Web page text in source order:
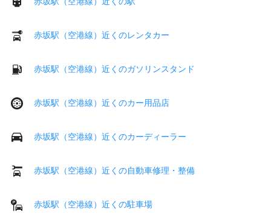
赤坂駅（空港線）近くのレンタカー
赤坂駅（空港線）近くのガソリンスタンド
赤坂駅（空港線）近くのカー用品店
赤坂駅（空港線）近くのカーディーラー
赤坂駅（空港線）近くの自動車修理・整備
赤坂駅（空港線）近くの駐車場